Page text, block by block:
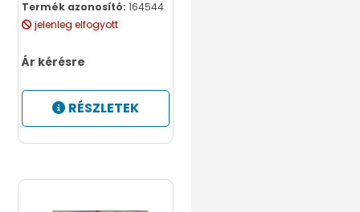
Termék azonosító: 164544
jelenleg elfogyott
Ár kérésre
RÉSZLETEK